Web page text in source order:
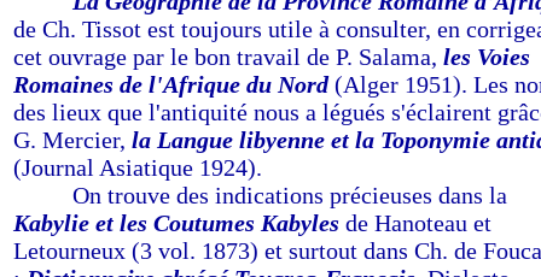
de Ch. Tissot est toujours utile à consulter, en
cet ouvrage par le bon travail de P. Salama, les Voies
Romaines de l'Afrique du Nord(Alger 1951). Les
des lieux que l'antiquité nous a légués s'éclairent
G. Mercier, la Langue libyenne et la Toponymie
(Journal Asiatique 1924).
On trouve des indications précieuses dans la
Kabylie et les Coutumes Kabyles de Hanoteau et
Letourneux (3 vol. 1873) et surtout dans Ch. de